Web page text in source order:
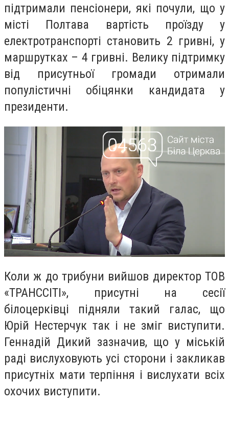
підтримали пенсіонери, які почули, що у
місті Полтава вартість проїзду у
електротранспорті становить 2 гривні, у
маршрутках – 4 гривні. Велику підтримку
від присутньої громади отримали
популістичні обіцянки кандидата у
президенти.
Коли ж до трибуни вийшов директор ТОВ
«ТРАНССІТІ», присутні на сесії
білоцерківці підняли такий галас, що
Юрій Нестерчук так і не зміг виступити.
Геннадій Дикий зазначив, що у міській
раді вислуховують усі сторони і закликав
присутніх мати терпіння і вислухати всіх
охочих виступити.